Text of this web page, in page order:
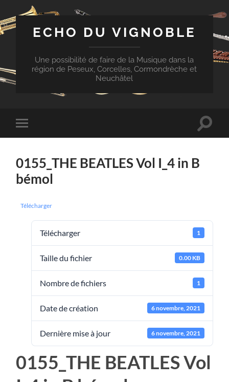
ECHO DU VIGNOBLE
Une possibilité de faire de la Musique dans la
région de Peseux, Corcelles, Cormondrèche et
Neuchâtel
Toggle
mobile
Toggle
0155_THE BEATLES Vol I_4 in B
bémol
Télécharger
Télécharger 1
Taille du fichier 0.00 KB
Nombre de fichiers 1
Date de création 6 novembre, 2021
Dernière mise à jour 6 novembre, 2021
0155_THE BEATLES Vol